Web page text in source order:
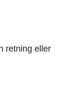
eller